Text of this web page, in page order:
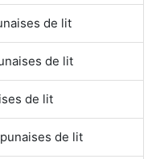
de lit
de lit
de lit
de lit